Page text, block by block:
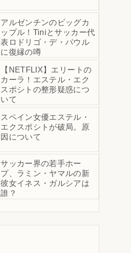
アルゼンチンのビッグカ
ップル！Tiniとサッカー代
表ロドリゴ・デ・パウル
に復縁の噂
【NETFLIX】エリートの
カーラ！エステル・エク
スポシトの整形疑惑につ
いて
スペイン女優エステル・
エクスポシトが破局。原
因について
サッカー界の若手ホー
プ、ラミン・ヤマルの新
彼女イネス・ガルシアは
誰？